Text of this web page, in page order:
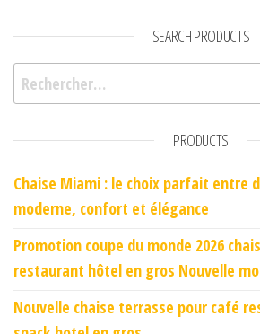
SEARCH PRODUCTS
Rechercher :
PRODUCTS
Chaise Miami : le choix parfait entre
moderne, confort et élégance
Promotion coupe du monde 2026
restaurant hôtel en gros Nouvelle
Nouvelle chaise terrasse pour café